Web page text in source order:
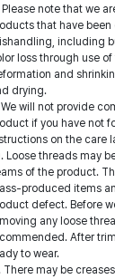
Please note that we
that have
including
loss through use
and
drying.
will not provide
if you have not
on the care
Loose threads may
of the product.
produced items
defect. Before
any loose
After
to wear.
There may be